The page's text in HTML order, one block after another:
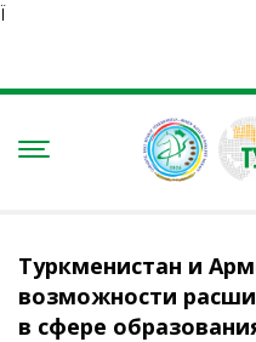
Ï
Туркменистан и
возможности
в сфере